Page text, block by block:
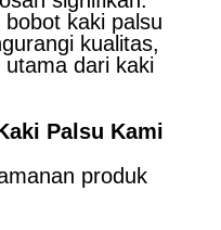
kaki palsu
kualitas,
utama dari kaki
Palsu Kami
produk